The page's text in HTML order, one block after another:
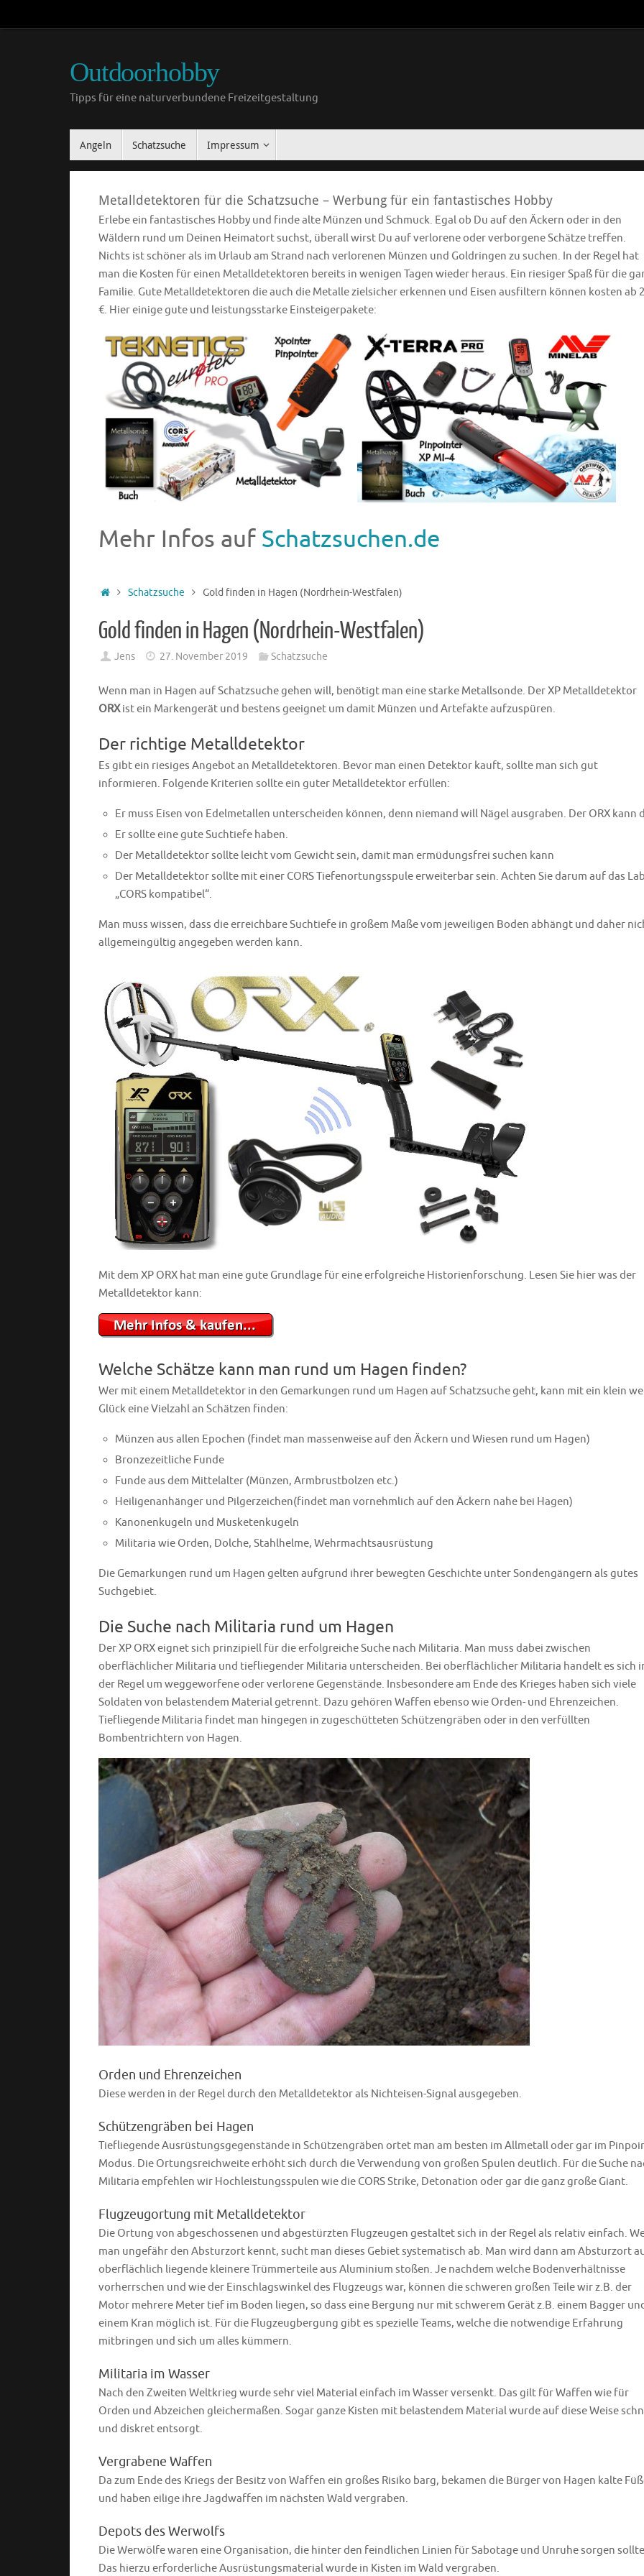
Outdoorhobby
Tipps für eine naturverbundene Freizeitgestaltung
Angeln Schatzsuche Impressum
Metalldetektoren für die Schatzsuche – Werbung für ein fantastisches Hobby
Erlebe ein fantastisches Hobby und finde alte Münzen und Schmuck. Egal ob Du auf den Äckern oder in den
Wäldern rund um Deinen Heimatort suchst, überall wirst Du auf verlorene oder verborgene Schätze treffen.
Nichts ist schöner als im Urlaub am Strand nach verlorenen Münzen und Goldringen zu suchen. In der Regel hat
man die Kosten für einen Metalldetektoren bereits in wenigen Tagen wieder heraus. Ein riesiger Spaß für die
Familie. Gute Metalldetektoren die auch die Metalle zielsicher erkennen und Eisen ausfiltern können kosten ab
€. Hier einige gute und leistungsstarke Einsteigerpakete:
Mehr Infos auf Schatzsuchen.de
Schatzsuche Gold finden in Hagen (Nordrhein-Westfalen)
Gold finden in Hagen (Nordrhein-Westfalen)
Jens 27. November 2019 Schatzsuche
Wenn man in Hagen auf Schatzsuche gehen will, benötigt man eine starke Metallsonde. Der XP Metalldetektor
ORXist ein Markengerät und bestens geeignet um damit Münzen und Artefakte aufzuspüren.
Der richtige Metalldetektor
Es gibt ein riesiges Angebot an Metalldetektoren. Bevor man einen Detektor kauft, sollte man sich gut
informieren. Folgende Kriterien sollte ein guter Metalldetektor erfüllen:
Er muss Eisen von Edelmetallen unterscheiden können, denn niemand will Nägel ausgraben. Der ORX kann
Er sollte eine gute Suchtiefe haben.
Der Metalldetektor sollte leicht vom Gewicht sein, damit man ermüdungsfrei suchen kann
Der Metalldetektor sollte mit einer CORS Tiefenortungsspule erweiterbar sein. Achten Sie darum auf das
„CORS kompatibel“.
Man muss wissen, dass die erreichbare Suchtiefe in großem Maße vom jeweiligen Boden abhängt und daher
allgemeingültig angegeben werden kann.
Mit dem XP ORX hat man eine gute Grundlage für eine erfolgreiche Historienforschung. Lesen Sie hier was der
Metalldetektor kann:
Welche Schätze kann man rund um Hagen finden?
Wer mit einem Metalldetektor in den Gemarkungen rund um Hagen auf Schatzsuche geht, kann mit ein klein
Glück eine Vielzahl an Schätzen finden:
Münzen aus allen Epochen (findet man massenweise auf den Äckern und Wiesen rund um Hagen)
Bronzezeitliche Funde
Funde aus dem Mittelalter (Münzen, Armbrustbolzen etc.)
Heiligenanhänger und Pilgerzeichen(findet man vornehmlich auf den Äckern nahe bei Hagen)
Kanonenkugeln und Musketenkugeln
Militaria wie Orden, Dolche, Stahlhelme, Wehrmachtsausrüstung
Die Gemarkungen rund um Hagen gelten aufgrund ihrer bewegten Geschichte unter Sondengängern als gutes
Suchgebiet.
Die Suche nach Militaria rund um Hagen
Der XP ORX eignet sich prinzipiell für die erfolgreiche Suche nach Militaria. Man muss dabei zwischen
oberflächlicher Militaria und tiefliegender Militaria unterscheiden. Bei oberflächlicher Militaria handelt es sich
der Regel um weggeworfene oder verlorene Gegenstände. Insbesondere am Ende des Krieges haben sich viele
Soldaten von belastendem Material getrennt. Dazu gehören Waffen ebenso wie Orden- und Ehrenzeichen.
Tiefliegende Militaria findet man hingegen in zugeschütteten Schützengräben oder in den verfüllten
Bombentrichtern von Hagen.
Orden und Ehrenzeichen
Diese werden in der Regel durch den Metalldetektor als Nichteisen-Signal ausgegeben.
Schützengräben bei Hagen
Tiefliegende Ausrüstungsgegenstände in Schützengräben ortet man am besten im Allmetall oder gar im
Modus. Die Ortungsreichweite erhöht sich durch die Verwendung von großen Spulen deutlich. Für die Suche
Militaria empfehlen wir Hochleistungsspulen wie die CORS Strike, Detonation oder gar die ganz große Giant.
Flugzeugortung mit Metalldetektor
Die Ortung von abgeschossenen und abgestürzten Flugzeugen gestaltet sich in der Regel als relativ einfach.
man ungefähr den Absturzort kennt, sucht man dieses Gebiet systematisch ab. Man wird dann am Absturzort
oberflächlich liegende kleinere Trümmerteile aus Aluminium stoßen. Je nachdem welche Bodenverhältnisse
vorherrschen und wie der Einschlagswinkel des Flugzeugs war, können die schweren großen Teile wir z.B. der
Motor mehrere Meter tief im Boden liegen, so dass eine Bergung nur mit schwerem Gerät z.B. einem Bagger
einem Kran möglich ist. Für die Flugzeugbergung gibt es spezielle Teams, welche die notwendige Erfahrung
mitbringen und sich um alles kümmern.
Militaria im Wasser
Nach den Zweiten Weltkrieg wurde sehr viel Material einfach im Wasser versenkt. Das gilt für Waffen wie für
Orden und Abzeichen gleichermaßen. Sogar ganze Kisten mit belastendem Material wurde auf diese Weise
und diskret entsorgt.
Vergrabene Waffen
Da zum Ende des Kriegs der Besitz von Waffen ein großes Risiko barg, bekamen die Bürger von Hagen kalte
und haben eilige ihre Jagdwaffen im nächsten Wald vergraben.
Depots des Werwolfs
Die Werwölfe waren eine Organisation, die hinter den feindlichen Linien für Sabotage und Unruhe sorgen
Das hierzu erforderliche Ausrüstungsmaterial wurde in Kisten im Wald vergraben.